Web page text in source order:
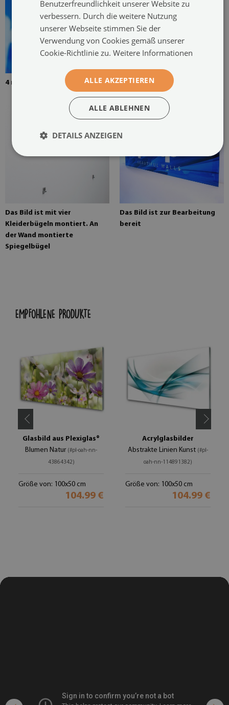
4 mm dickes gehärtetes Glas
Das Bild wird mit zwei
Kleiderbügeln montiert. Die
Kleiderbügel werden an zwei
Stellen auf das Gemälde
Das Bild ist mit vier
Kleiderbügeln montiert. An
der Wand montierte
Spiegelbügel
Das Bild ist zur Bearbeitung
bereit
EMPFOHLENE PRODUKTE
Glasbild aus Plexiglas®
Blumen Natur (#pl-oah-nn-
43864342)
Größe von: 100x50 cm
104.99 €
Acrylglasbilder
Abstrakte Linien Kunst (#pl-
oah-nn-114891382)
Größe von: 100x50 cm
104.99 €
Benutzerfreundlichkeit unserer Website zu
verbessern. Durch die weitere Nutzung
unserer Webseite stimmen Sie der
Verwendung von Cookies gemäß unserer
Cookie-Richtlinie zu. Weitere Informationen
ALLE AKZEPTIEREN
ALLE ABLEHNEN
DETAILS ANZEIGEN